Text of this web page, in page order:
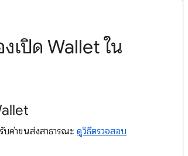
เปิด Wallet ใน
บค่าขนส่งสาธารณะดูวิธีตรวจสอบ